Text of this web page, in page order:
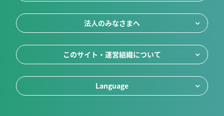
法人のみなさまへ
このサイト・運営組織について
Language